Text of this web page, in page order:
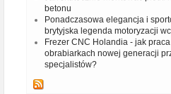
betonu
Ponadczasowa elegancja i
brytyjska legenda motoryzacji
Frezer CNC Holandia - jak
obrabiarkach nowej generacji
specjalistów?